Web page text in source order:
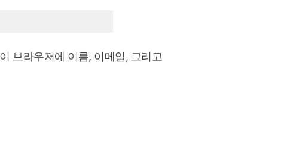
브라우저에 이름, 이메일, 그리고